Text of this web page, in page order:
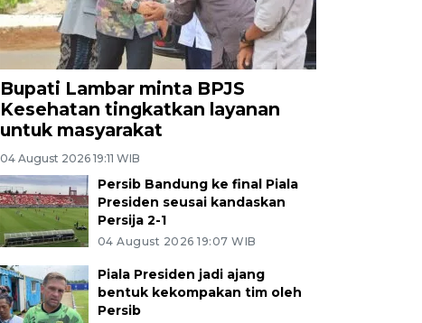
Bupati Lambar minta BPJS
Kesehatan tingkatkan layanan
untuk masyarakat
04 August 2026 19:11 WIB
Persib Bandung ke final Piala
Presiden seusai kandaskan
Persija 2-1
04 August 2026 19:07 WIB
Piala Presiden jadi ajang
bentuk kekompakan tim oleh
Persib